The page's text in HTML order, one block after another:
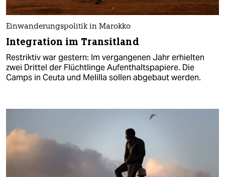
Einwanderungspolitik in Marokko
Integration im Transitland
Restriktiv war gestern: Im vergangenen Jahr erhielten
zwei Drittel der Flüchtlinge Aufenthaltspapiere. Die
Camps in Ceuta und Melilla sollen abgebaut werden.